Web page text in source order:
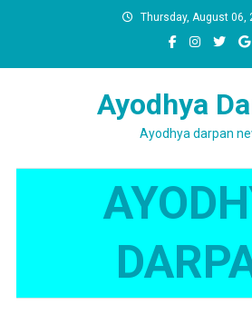
Thursday, August 06,
Ayodhya
Ayodhya darpan